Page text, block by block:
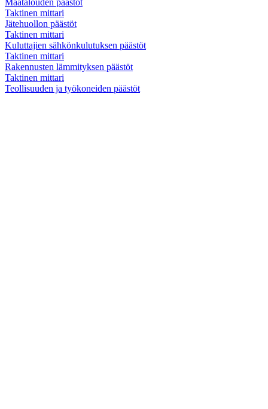
Taktinen mittari
Jätehuollon päästöt
Taktinen mittari
Kuluttajien sähkönkulutuksen päästöt
Taktinen mittari
Rakennusten lämmityksen päästöt
Taktinen mittari
Teollisuuden ja työkoneiden päästöt